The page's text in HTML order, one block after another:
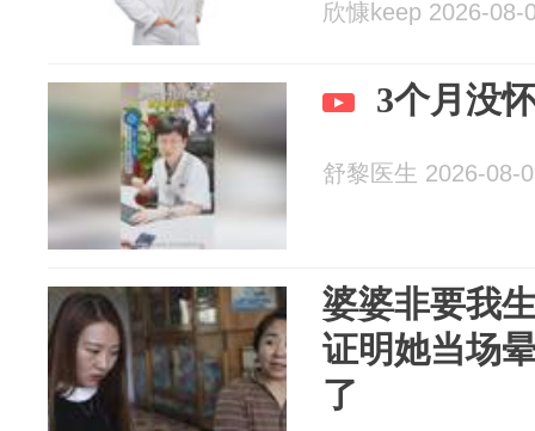
欣慷keep 2026-08-
3个月没
舒黎医生 2026-08-
婆婆非要我
证明她当场
了